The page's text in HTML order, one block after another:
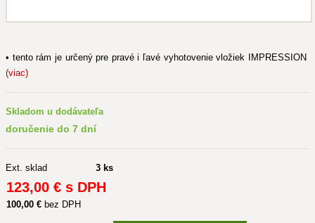
• tento rám je určený pre pravé i ľavé vyhotovenie vložiek IMPRESSION
(viac)
Skladom u dodávateľa
doručenie do 7 dní
Ext. sklad 3 ks
123,00 € s DPH
100,00 € bez DPH